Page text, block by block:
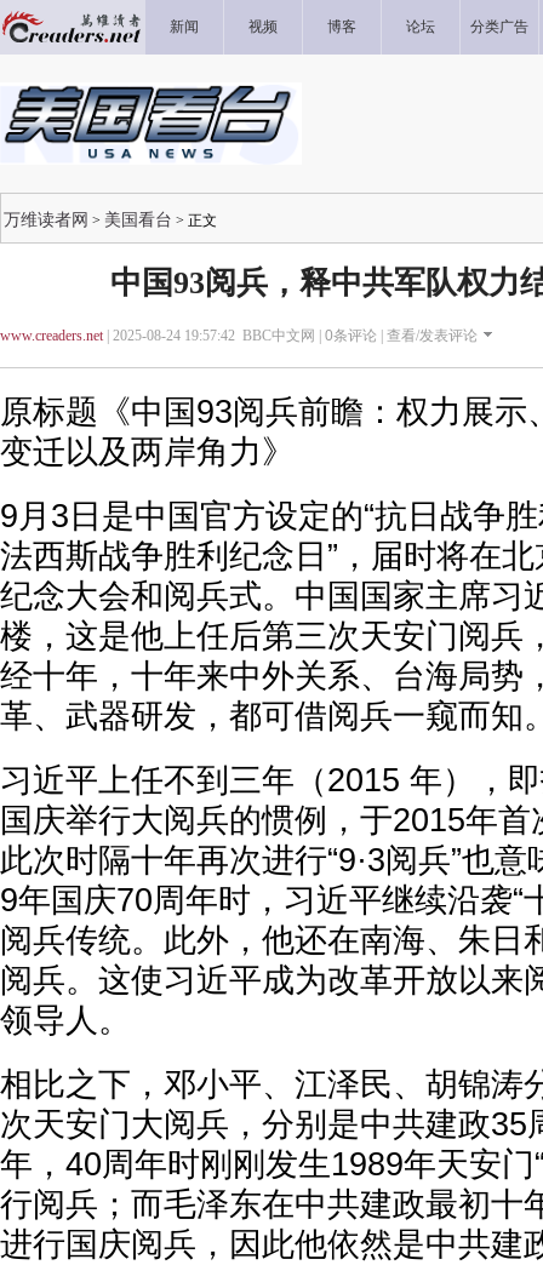
新闻 视频 博客 论坛 分类广告
万维读者网 > 美国看台 > 正文
中国93阅兵，释中共军队权力
www.creaders.net| 2025-08-24 19:57:42 BBC中文网 | 0条评论 | 查看/发表评论
原标题《中国93阅兵前瞻：权力展示
变迁以及两岸角力》
9月3日是中国官方设定的“抗日战争
法西斯战争胜利纪念日”，届时将在
纪念大会和阅兵式。中国国家主席习
楼，这是他上任后第三次天安门阅兵
经十年，十年来中外关系、台海局势
革、武器研发，都可借阅兵一窥而知
习近平上任不到三年（2015 年），
国庆举行大阅兵的惯例，于2015年首
此次时隔十年再次进行“9·3阅兵”也
9年国庆70周年时，习近平继续沿袭“
阅兵传统。此外，他还在南海、朱日
阅兵。这使习近平成为改革开放以来
领导人。
相比之下，邓小平、江泽民、胡锦涛
次天安门大阅兵，分别是中共建政35
年，40周年时刚刚发生1989年天安门
行阅兵；而毛泽东在中共建政最初十
进行国庆阅兵，因此他依然是中共建